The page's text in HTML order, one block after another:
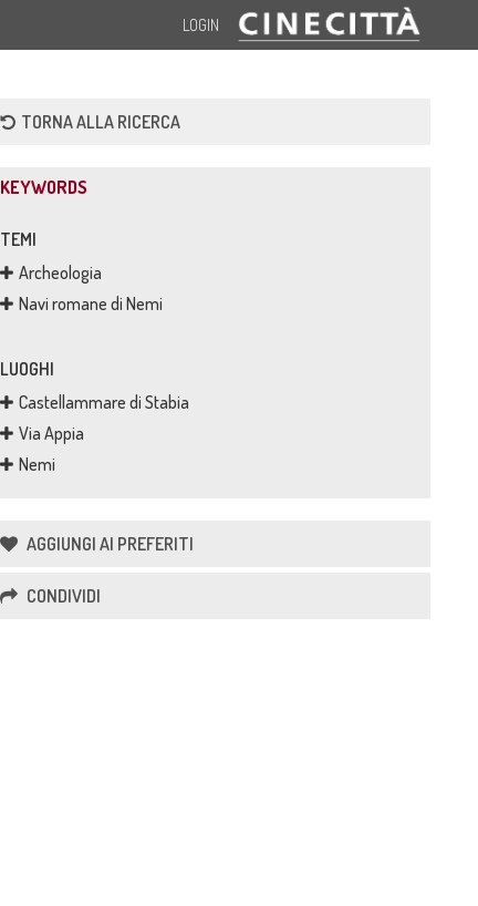
LOGIN
TORNA ALLA RICERCA
KEYWORDS
TEMI
Archeologia
Navi romane di Nemi
LUOGHI
Castellammare di Stabia
Via Appia
Nemi
AGGIUNGI AI PREFERITI
CONDIVIDI